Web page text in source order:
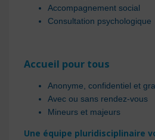
Accompagnement social
Consultation psychologique
Accueil pour tous
Anonyme, confidentiel et
Avec ou sans rendez-vous
Mineurs et majeurs
Une équipe pluridisciplinaire